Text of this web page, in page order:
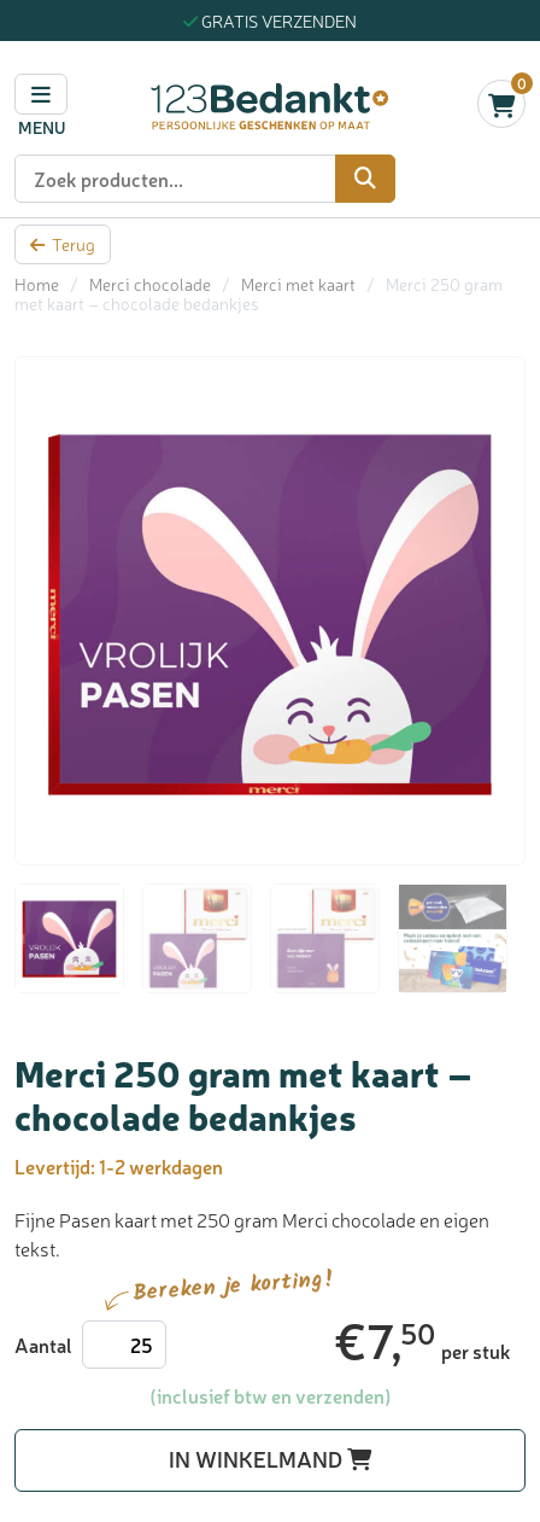
GRATIS VERZENDEN
MENU
0
Zoeken
Terug
Home
/ Merci chocolade / Merci met kaart /
Merci 250 gram
met kaart – chocolade bedankjes
Merci 250 gram met kaart –
chocolade bedankjes
Levertijd:1-2 werkdagen
Fijne Pasen kaart met 250 gram Merci chocolade en eigen
tekst.
Bereken je korting!
Aantal Merci
250
€7,50 per stuk
(inclusief btw en verzenden)
IN WINKELMAND